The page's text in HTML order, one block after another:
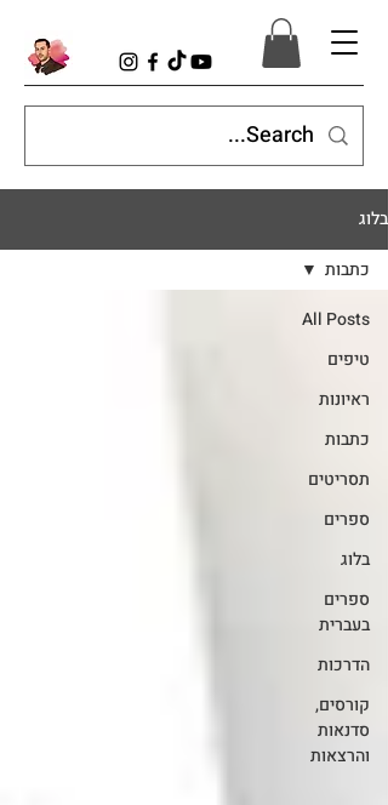
בלוג
All Posts
טיפים
ראיונות
כתבות
תסריטים
ספרים
בלוג
ספרים
בעברית
הדרכות
קורסים,
סדנאות
והרצאות
כתבות